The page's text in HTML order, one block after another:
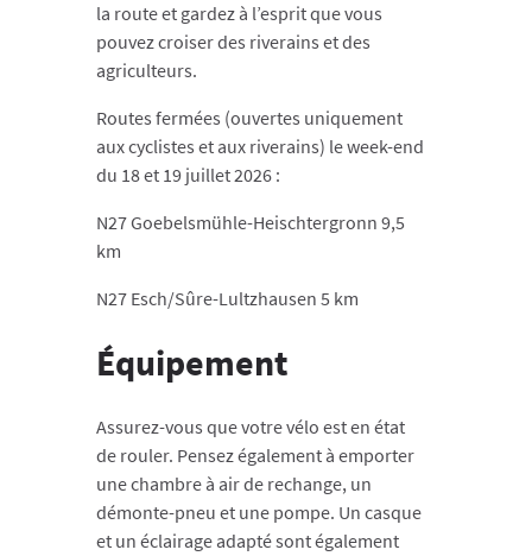
la route et gardez à l’esprit que vous
pouvez croiser des riverains et des
agriculteurs.
Routes fermées (ouvertes uniquement
aux cyclistes et aux riverains) le week-end
du 18 et 19 juillet 2026 :
N27 Goebelsmühle-Heischtergronn 9,5
km
N27 Esch/Sûre-Lultzhausen 5 km
Équipement
Assurez-vous que votre vélo est en état
de rouler. Pensez également à emporter
une chambre à air de rechange, un
démonte-pneu et une pompe. Un casque
et un éclairage adapté sont également